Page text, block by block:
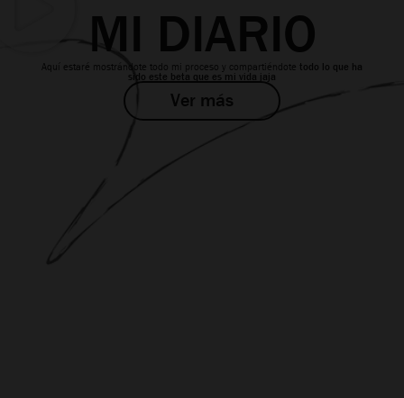
MI DIARIO
Aquí estaré mostrándote todo mi proceso y compartiéndote todo lo que ha
sido este beta que es mi vida jaja
Ver más